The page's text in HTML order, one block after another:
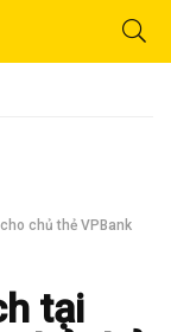
chủ thẻ VPBank
tại